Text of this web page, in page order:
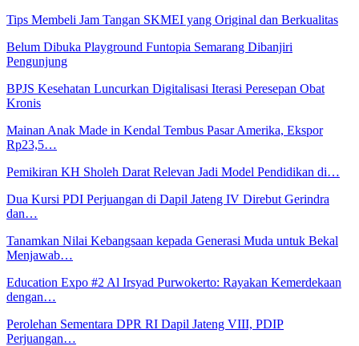
Tips Membeli Jam Tangan SKMEI yang Original dan Berkualitas
Belum Dibuka Playground Funtopia Semarang Dibanjiri
Pengunjung
BPJS Kesehatan Luncurkan Digitalisasi Iterasi Peresepan Obat
Kronis
Mainan Anak Made in Kendal Tembus Pasar Amerika, Ekspor
Rp23,5…
Pemikiran KH Sholeh Darat Relevan Jadi Model Pendidikan di…
Dua Kursi PDI Perjuangan di Dapil Jateng IV Direbut Gerindra
dan…
Tanamkan Nilai Kebangsaan kepada Generasi Muda untuk Bekal
Menjawab…
Education Expo #2 Al Irsyad Purwokerto: Rayakan Kemerdekaan
dengan…
Perolehan Sementara DPR RI Dapil Jateng VIII, PDIP
Perjuangan…